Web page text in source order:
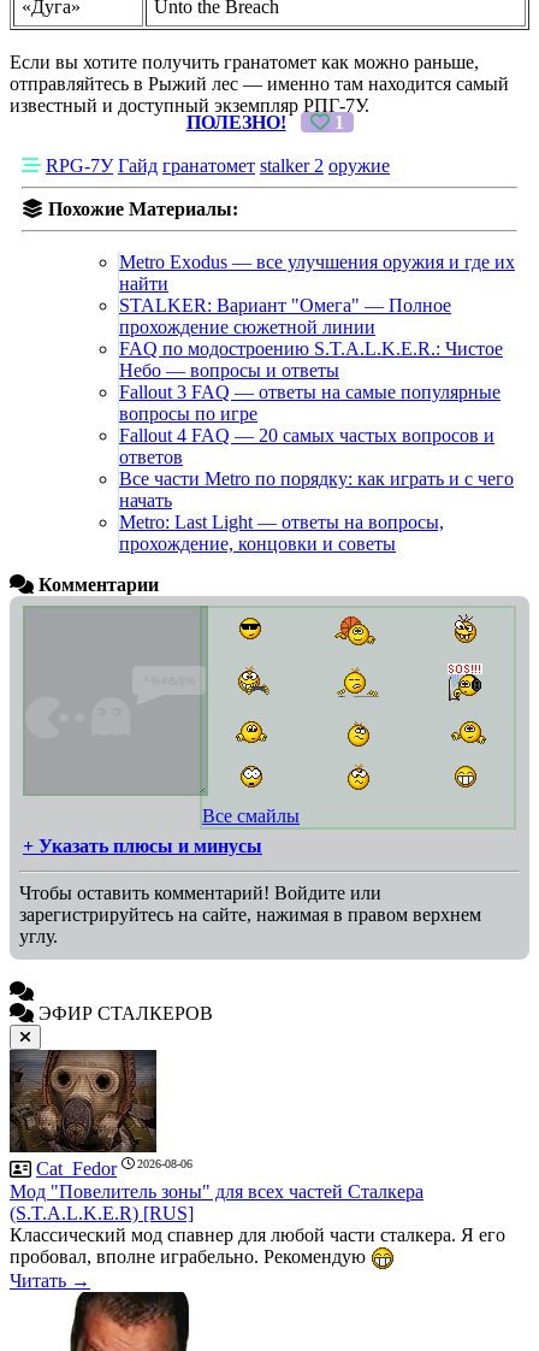
«Дуга» Unto the Breach
Если вы хотите получить гранатомет как можно раньше,
отправляйтесь в Рыжий лес — именно там находится самый
известный и доступный экземпляр РПГ-7У.
ПОЛЕЗНО!
1
RPG-7У Гайд гранатомет stalker 2 оружие
Похожие Материалы:
Metro Exodus — все улучшения оружия и где их
найти
STALKER: Вариант "Омега" — Полное
прохождение сюжетной линии
FAQ по модостроению S.T.A.L.K.E.R.: Чистое
Небо — вопросы и ответы
Fallout 3 FAQ — ответы на самые популярные
вопросы по игре
Fallout 4 FAQ — 20 самых частых вопросов и
ответов
Все части Metro по порядку: как играть и с чего
начать
Metro: Last Light — ответы на вопросы,
прохождение, концовки и советы
Комментарии
Все смайлы
+ Указать плюсы и минусы
Чтобы оставить комментарий! Войдите или
зарегистрируйтесь на сайте, нажимая в правом верхнем
углу.
ЭФИР СТАЛКЕРОВ
Cat_Fedor 2026-08-06
Мод "Повелитель зоны" для всех частей Сталкера
(S.T.A.L.K.E.R) [RUS]
Классический мод спавнер для любой части сталкера. Я его
пробовал, вполне играбельно. Рекомендую
Читать →